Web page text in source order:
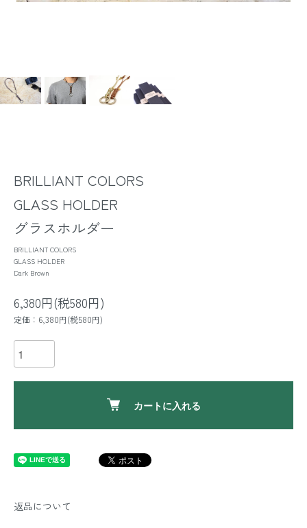
BRILLIANT COLORS
GLASS HOLDER
グラスホルダー
BRILLIANT COLORS
GLASS HOLDER
Dark Brown
6,380円(税580円)
定価：6,380円(税580円)
カートに入れる
返品について